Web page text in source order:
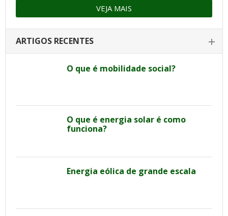
VEJA MAIS
ARTIGOS RECENTES
O que é mobilidade social?
O que é energia solar é como
funciona?
Energia eólica de grande escala